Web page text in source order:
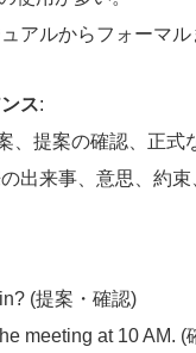
アルからフォーマ
ス:
、提案の確認、正式
出来事、意思、約束
(提案・確認)
meeting at 10 AM. (